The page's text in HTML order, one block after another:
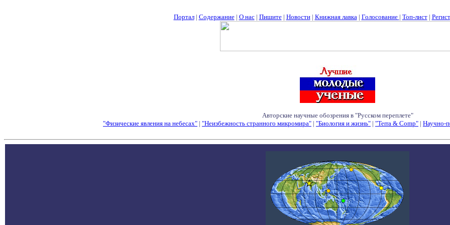
Портал| Содержание| О нас| Пишите| Новости| Книжная лавка| Голосование | Топ-лист|
Авторские научные обозрения в "Русском переплете"
"Физические явления на небесах" | "Неизбежность странного микромира" | "Биология и жизнь" | "Terra & Comp" | Научно-